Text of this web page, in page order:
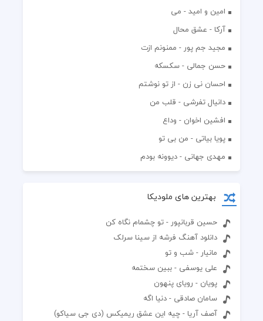
امین و امید - می
آرکا - عشق محال
مجید جم پور - ممنونم ازت
حسن جمالی - سکسکه
احسان نی زن - از تو نوشتم
دانیال تفرشی - قلب من
افشين اخوان - وداع
پویا بیاتی - من بی تو
مهدی جهانی - دیوونه بودم
بهترین های ملودیکا
حسین قربانپور - تو چشمام نگاه کن
دانلود آهنگ فرشه از سینا سرلک
مانیار - شب و تو
علی یوسفی - ببین سختمه
پویان - رویای پنهون
سامان صادقی - دنیا اگه
آصف آریا - چیه این عشق ریمیکس (دی جی سیاکو)